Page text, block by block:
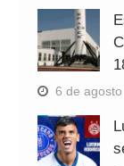
6 de